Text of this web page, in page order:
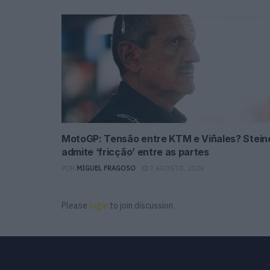
MotoGP: Tensão entre KTM e Viñales?
admite ‘fricção’ entre as partes
MIGUEL FRAGOSO 7 AGOSTO, 2026
Please login to join discussion